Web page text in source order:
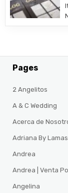
Pages
2 Angelitos
A & C Wedding
Acerca de
Adriana By
Andrea
Andrea | Venta
Angelina